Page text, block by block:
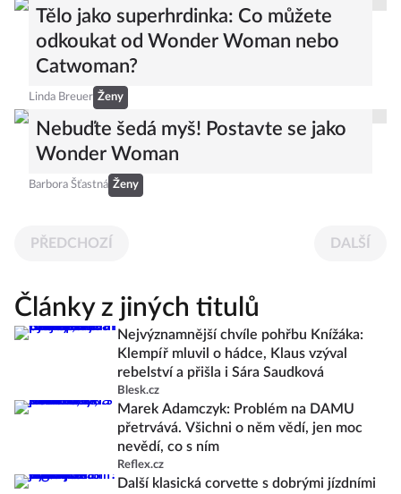
Tělo jako superhrdinka: Co můžete
odkoukat od Wonder Woman nebo
Catwoman?
Linda Breuer Ženy
Nebuďte šedá myš! Postavte se jako
Wonder Woman
Barbora Šťastná Ženy
PŘEDCHOZÍ DALŠÍ
Články z jiných titulů
Nejvýznamnější chvíle pohřbu Knížáka:
Klempíř mluvil o hádce, Klaus vzýval
rebelství a přišla i Sára Saudková
Blesk.cz
Marek Adamczyk: Problém na DAMU
přetrvává. Všichni o něm vědí, jen moc
nevědí, co s ním
Reflex.cz
Další klasická corvette s dobrými jízdními